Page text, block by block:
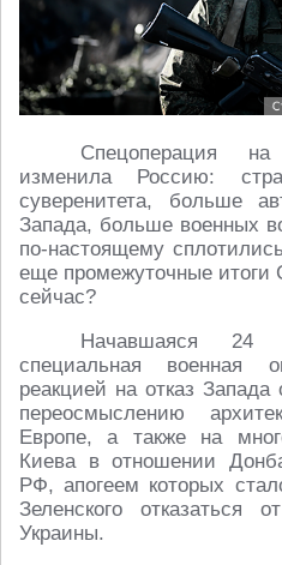
Спецоперация
изменила Россию:
суверенитета, больше
Запада, больше военных
по-настоящему
еще промежуточные
сейчас?
Начавшаяся 24
специальная военная
реакцией на отказ
переосмыслению
Европе, а также на
Киева в отношении
РФ, апогеем которых
Зеленского отказаться
Украины.